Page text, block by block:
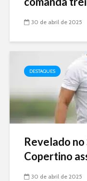
30 de abril de 2025
DESTAQUES
Revelado
Copertino
30 de abril de 2025